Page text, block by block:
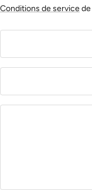
Conditions de servicede